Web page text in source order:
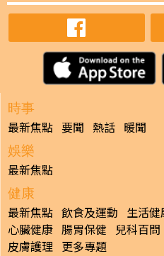
時事
最新焦點 要聞 熱話 暖聞
娛樂
最新焦點
健康
最新焦點 飲食及運動 生活健
心臟健康 腸胃保健 兒科百問
皮膚護理 更多專題